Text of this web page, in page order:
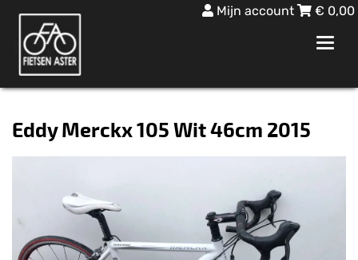
Mijn account € 0,00
Eddy Merckx 105 Wit 46cm 2015